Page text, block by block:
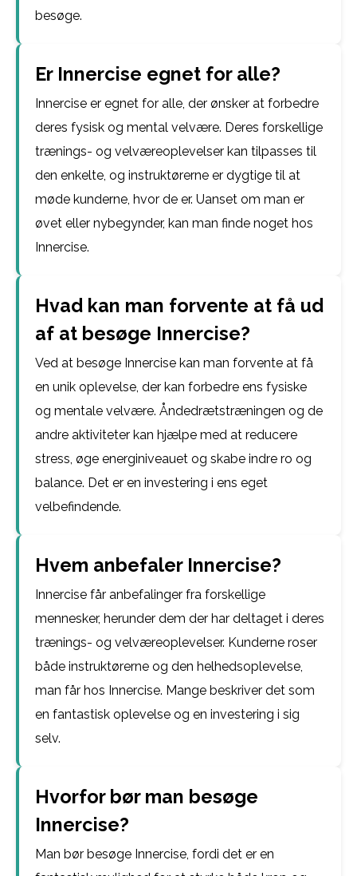
besøge.
Er Innercise egnet for alle?
Innercise er egnet for alle, der ønsker at forbedre
deres fysisk og mental velvære. Deres forskellige
trænings- og velværeoplevelser kan tilpasses til
den enkelte, og instruktørerne er dygtige til at
møde kunderne, hvor de er. Uanset om man er
øvet eller nybegynder, kan man finde noget hos
Innercise.
Hvad kan man forvente at få ud
af at besøge Innercise?
Ved at besøge Innercise kan man forvente at få
en unik oplevelse, der kan forbedre ens fysiske
og mentale velvære. Åndedrætstræningen og de
andre aktiviteter kan hjælpe med at reducere
stress, øge energiniveauet og skabe indre ro og
balance. Det er en investering i ens eget
velbefindende.
Hvem anbefaler Innercise?
Innercise får anbefalinger fra forskellige
mennesker, herunder dem der har deltaget i deres
trænings- og velværeoplevelser. Kunderne roser
både instruktørerne og den helhedsoplevelse,
man får hos Innercise. Mange beskriver det som
en fantastisk oplevelse og en investering i sig
selv.
Hvorfor bør man besøge
Innercise?
Man bør besøge Innercise, fordi det er en